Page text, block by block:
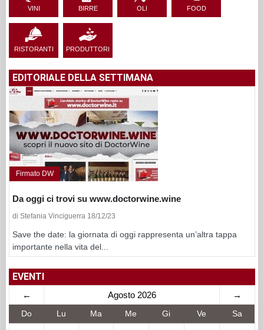
VINI BIRRE OLI FOOD
RISTORANTI PRODUTTORI
EDITORIALE DELLA SETTIMANA
Firmato DW
Da oggi ci trovi su www.doctorwine.wine
di Stefania Vinciguerra 18/12/23
Save the date: la giornata di oggi rappresenta un’altra tappa
importante nella vita del...
EVENTI
← Agosto 2026 →
Do Lu Ma Me Gi Ve Sa